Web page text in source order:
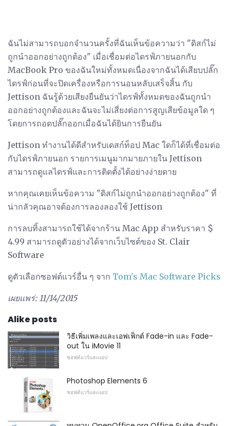
ฉันไม่สามารถบอกจำนวนครั้งที่ฉันเห็นข้อความว่า "ดิสก์ไม่
ถูกนำออกอย่างถูกต้อง" เมื่อเชื่อมต่อไดรฟ์ภายนอกกับ
MacBook Pro ของฉันใหม่ทั้งหมดเนื่องจากฉันได้เสียบปลั๊ก
ไดรฟ์ก่อนที่จะปิดเครื่องหรือการนอนหลับเสร็จสิ้น กับ
Jettison ฉันรู้ด้วยเสียงยืนยันว่าไดรฟ์ทั้งหมดของฉันถูกนำ
ออกอย่างถูกต้องและฉันจะไม่เสี่ยงต่อการสูญเสียข้อมูลใด ๆ
โดยการถอดปลั๊กออกเมื่อฉันได้ยินการยืนยัน
Jettison ทำงานได้ดีสำหรับเดสก์ท็อป Mac ใดก็ได้ที่เชื่อมต่อ
กับไดรฟ์ภายนอก รายการเมนูมากมายภายใน Jettison
สามารถดูแลไดรฟ์และการติดตั้งได้อย่างง่ายดาย
หากคุณเคยเห็นข้อความ "ดิสก์ไม่ถูกนำออกอย่างถูกต้อง" ที่
น่ากลัวคุณอาจต้องการลองลองใช้ Jettison
การลบทิ้งสามารถใช้ได้จากร้าน Mac App สำหรับราคา $
4.99 สามารถดูตัวอย่างได้จากเว็บไซต์ของ St. Clair
Software
ดูตัวเลือกซอฟต์แวร์อื่น ๆ จาก Tom's Mac Software Picks
เผยแพร่: 11/14/2015
Alike posts
วิธีเพิ่มเพลงและเอฟเฟ็กต์ Fade-in และ Fade-
out ใน iMovie 11
ซอฟต์แวร์และแอป
Photoshop Elements 6
ซอฟต์แวร์และแอป